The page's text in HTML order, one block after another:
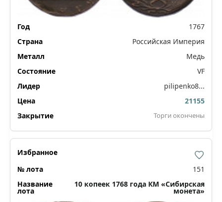
1767
Российская Империя
Медь
VF
pilipenko8...
21155
Торги окончены
151
10 копеек 1768 года КМ «Сибирская
монета»